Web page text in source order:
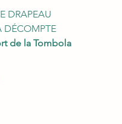
DRAPEAU
DÉCOMPTE
de la Tombola